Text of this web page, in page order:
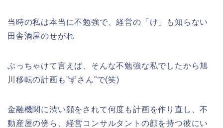
当時の私は本当に不勉強で、経営の「け」も知らない
田舎酒屋のせがれ
ぶっちゃけて言えば、そんな不勉強な私でしたから旭
川移転の計画も”ずさん”で(笑)
金融機関に渋い顔をされて何度も計画を作り直し、不
動産屋の傍ら、経営コンサルタントの顔を持つ彼にい